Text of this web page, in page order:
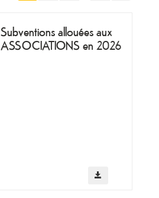
Subventions allouées aux
ASSOCIATIONS en 2026